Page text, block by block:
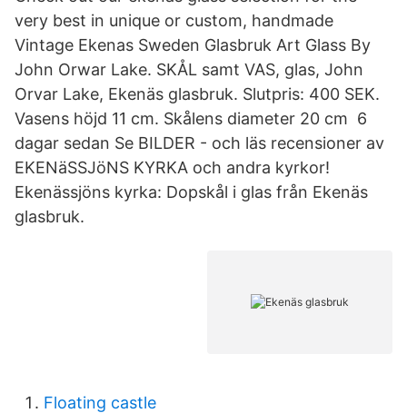
very best in unique or custom, handmade
Vintage Ekenas Sweden Glasbruk Art Glass By
John Orwar Lake. SKÅL samt VAS, glas, John
Orvar Lake, Ekenäs glasbruk. Slutpris: 400 SEK.
Vasens höjd 11 cm. Skålens diameter 20 cm 6
dagar sedan Se BILDER - och läs recensioner av
EKENäSSJöNS KYRKA och andra kyrkor!
Ekenässjöns kyrka: Dopskål i glas från Ekenäs
glasbruk.
Floating castle